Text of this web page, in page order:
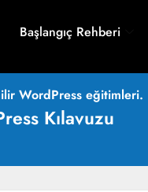
Başlangıç Rehberi
WordPress eğitimleri.
Kılavuzu